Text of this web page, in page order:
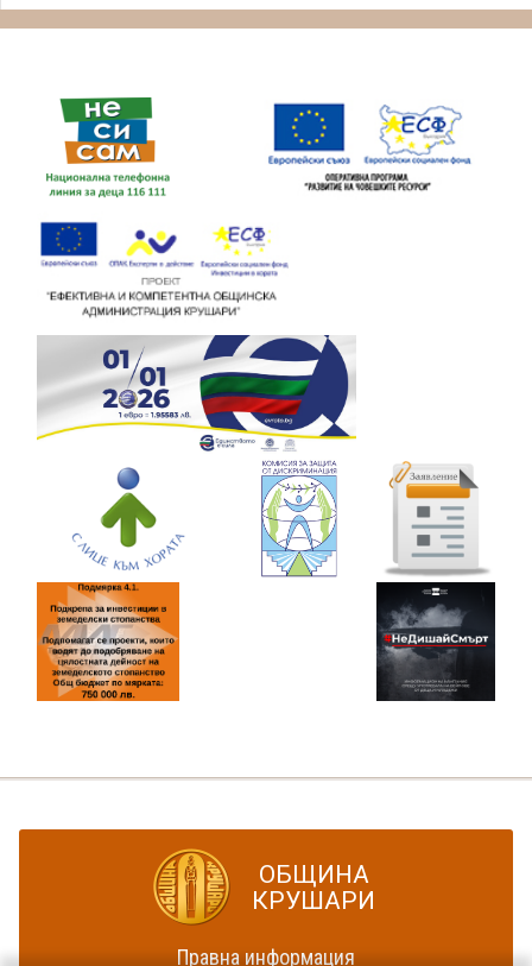
ОБЩИНА
КРУШАРИ
Правна информация